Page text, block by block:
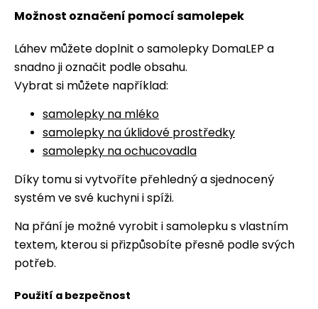
Možnost označení pomocí samolepek
Láhev můžete doplnit o samolepky DomaLEP a
snadno ji označit podle obsahu.
Vybrat si můžete například:
samolepky na mléko
samolepky na úklidové prostředky
samolepky na ochucovadla
Díky tomu si vytvoříte přehledný a sjednocený
systém ve své kuchyni i spíži.
Na přání je možné vyrobit i samolepku s vlastním
textem, kterou si přizpůsobíte přesně podle svých
potřeb.
Použití a bezpečnost